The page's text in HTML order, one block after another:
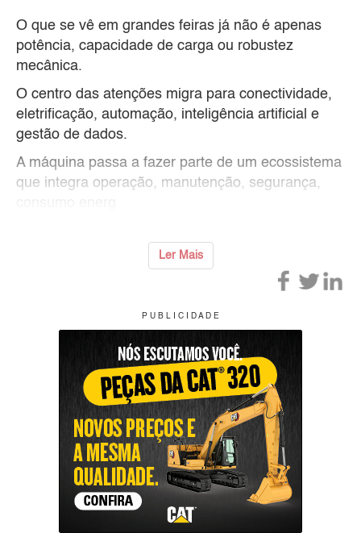
O que se vê em grandes feiras já não é apenas
potência, capacidade de carga ou robustez
mecânica.
O centro das atenções migra para conectividade,
eletrificação, automação, inteligência artificial e
gestão de dados.
A máquina passa a fazer parte de um ecossistema
que integra operação, manutenção, segurança,
Ler Mais
P U B L I C I D A D E